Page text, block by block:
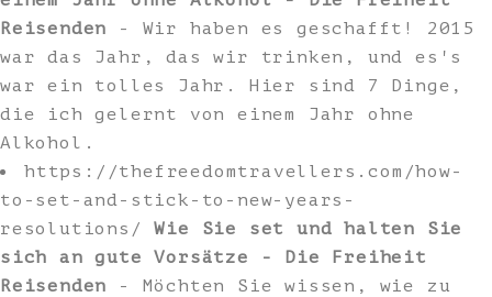
Reisenden - Wir haben es geschafft! 2015
war das Jahr, das wir trinken, und es's
war ein tolles Jahr. Hier sind 7 Dinge,
die ich gelernt von einem Jahr ohne
Alkohol.
https://thefreedomtravellers.com/how-
to-set-and-stick-to-new-years-
resolutions/Wie Sie set und halten Sie
sich an gute Vorsätze - Die Freiheit
Reisenden - Möchten Sie wissen, wie zu